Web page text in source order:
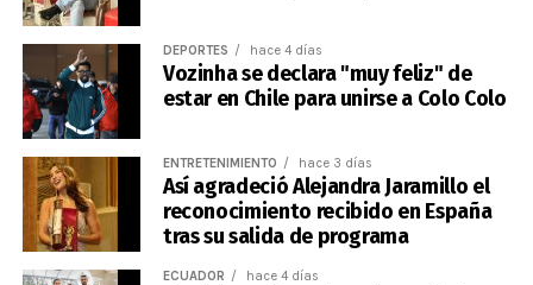
DEPORTES hace 4 días
Vozinha se declara "muy feliz" de
estar en Chile para unirse a Colo Colo
ENTRETENIMIENTO hace 3 días
Así agradeció Alejandra Jaramillo el
reconocimiento recibido en España
tras su salida de programa
ECUADOR hace 4 días